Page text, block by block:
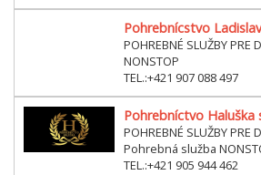
Pohrebnícstvo
POHREBNÉ SLUŽBY PRE
NONSTOP
TEL.:+421 907 088 497
Pohrebníctvo Haluška
POHREBNÉ SLUŽBY PRE
Pohrebná služba
TEL.:+421 905 944 462